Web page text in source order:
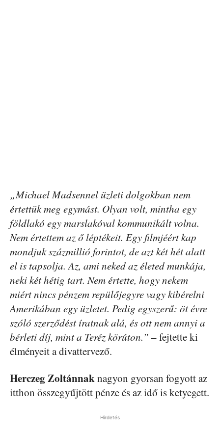
„Michael Madsennel üzleti dolgokban nem
értettük meg egymást. Olyan volt, mintha egy
földlakó egy marslakóval kommunikált volna.
Nem értettem az ő léptékeit. Egy filmjéért kap
mondjuk százmillió forintot, de azt két hét alatt
el is tapsolja. Az, ami neked az életed munkája,
neki két hétig tart. Nem értette, hogy nekem
miért nincs pénzem repülőjegyre vagy kibérelni
Amerikában egy üzletet. Pedig egyszerű: öt évre
szóló szerződést íratnak alá, és ott nem annyi a
bérleti díj, mint a Teréz körúton.” – fejtette ki
élményeit a divattervező.
Herczeg Zoltánnaknagyon gyorsan fogyott az
itthon összegyűjtött pénze és az idő is ketyegett.
Hirdetés